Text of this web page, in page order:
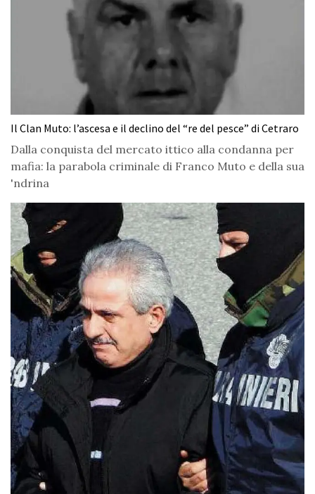
Il Clan Muto: l’ascesa e il declino del “re del pesce” di Cetraro
Dalla conquista del mercato ittico alla condanna per
mafia: la parabola criminale di Franco Muto e della sua
'ndrina